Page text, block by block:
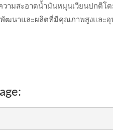
วามสะอาดน้ำมันหมุนเวียนปกติโด
พัฒนาและผลิตที่มีคุณภาพสูงและ